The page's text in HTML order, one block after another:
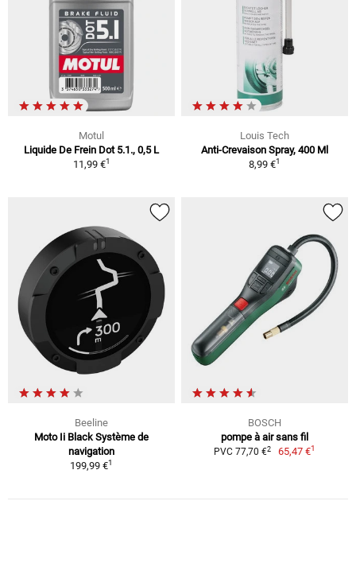
Motul
Liquide De Frein Dot 5.1., 0,5 L
11,99 €1
Louis Tech
Anti-Crevaison Spray, 400 Ml
8,99 €1
Beeline
Moto Ii Black Système de
navigation
199,99 €1
BOSCH
pompe à air sans fil
PVC 77,70 €2 65,47 €1